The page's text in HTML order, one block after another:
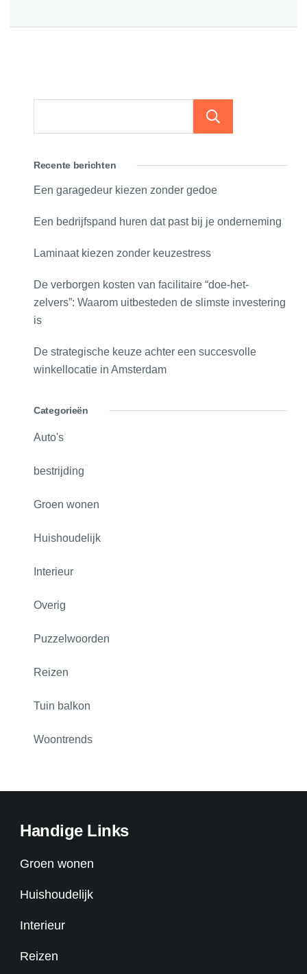
Recente berichten
Een garagedeur kiezen zonder gedoe
Een bedrijfspand huren dat past bij je onderneming
Laminaat kiezen zonder keuzestress
De verborgen kosten van facilitaire “doe-het-
zelvers”: Waarom uitbesteden de slimste investering
is
De strategische keuze achter een succesvolle
winkellocatie in Amsterdam
Categorieën
Auto's
bestrijding
Groen wonen
Huishoudelijk
Interieur
Overig
Puzzelwoorden
Reizen
Tuin balkon
Woontrends
Handige Links
Groen wonen
Huishoudelijk
Interieur
Reizen